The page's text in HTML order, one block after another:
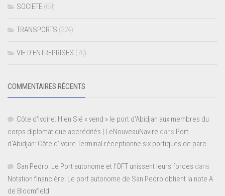
SOCIETE (69)
TRANSPORTS (224)
VIE D’ENTREPRISES (70)
COMMENTAIRES RÉCENTS
Côte d'Ivoire: Hien Sié « vend » le port d'Abidjan aux membres du
corps diplomatique accrédités | LeNouveauNavire dans Port
d’Abidjan: Côte d’Ivoire Terminal réceptionne six portiques de parc
San Pedro: Le Port autonome et l’OFT unissent leurs forces dans
Notation financière: Le port autonome de San Pedro obtient la note A
de Bloomfield